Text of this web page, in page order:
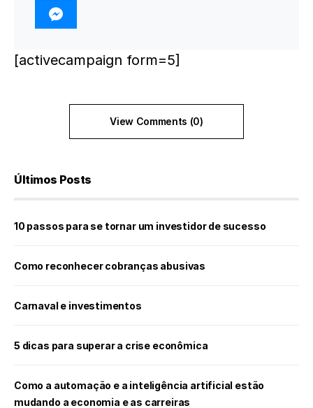
[activecampaign form=5]
View Comments (0)
Últimos Posts
10 passos para se tornar um investidor de sucesso
Como reconhecer cobranças abusivas
Carnaval e investimentos
5 dicas para superar a crise econômica
Como a automação e a inteligência artificial estão
mudando a economia e as carreiras